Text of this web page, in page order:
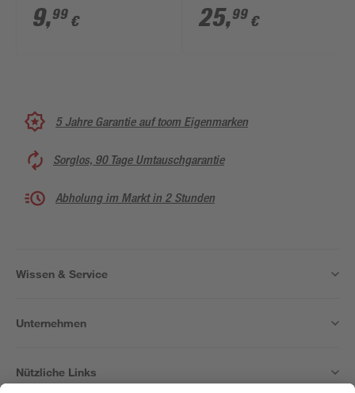
Bewegungsmelder
RE
9,99 € 25,99 €
5 Jahre Garantie auf toom Eigenmarken
Sorglos, 90 Tage Umtauschgarantie
Abholung im Markt in 2 Stunden
Wissen & Service
Unternehmen
Nützliche Links